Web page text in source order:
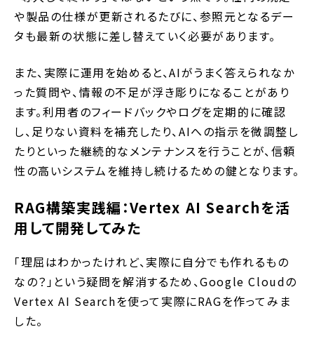
や製品の仕様が更新されるたびに、参照元となるデー
タも最新の状態に差し替えていく必要があります。
また、実際に運用を始めると、AIがうまく答えられなか
った質問や、情報の不足が浮き彫りになることがあり
ます。利用者のフィードバックやログを定期的に確認
し、足りない資料を補充したり、AIへの指示を微調整し
たりといった継続的なメンテナンスを行うことが、信頼
性の高いシステムを維持し続けるための鍵となります。
RAG構築実践編：Vertex AI Searchを活
用して開発してみた
「理屈はわかったけれど、実際に自分でも作れるもの
なの？」という疑問を解消するため、Google Cloudの
Vertex AI Searchを使って実際にRAGを作ってみま
した。